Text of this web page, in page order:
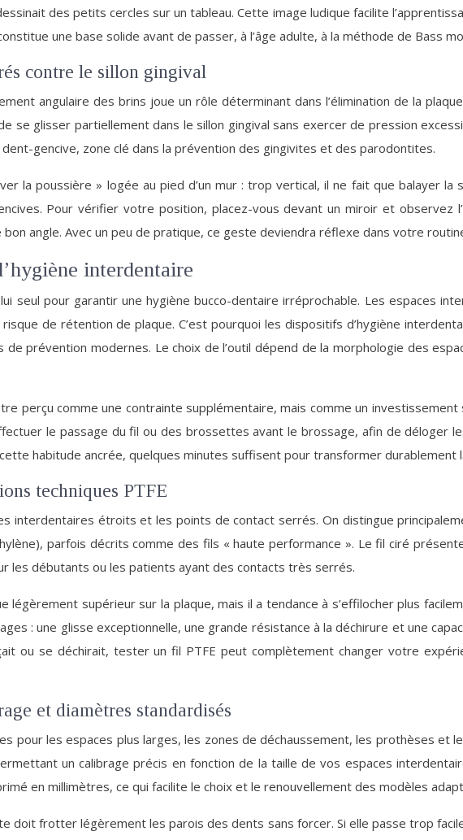
des petits cercles sur un tableau. Cette image ludique facilite
une base solide avant de passer, à l’âge adulte, à la méthode de Bass
contre le sillon gingival
angulaire des brins joue un rôle déterminant dans l’élimination de la
se glisser partiellement dans le sillon gingival sans exercer de pression
gencive, zone clé dans la prévention des gingivites et des parodontites.
la poussière » logée au pied d’un mur : trop vertical, il ne fait que balayer
Pour vérifier votre position, placez-vous devant un miroir et observez
angle. Avec un peu de pratique, ce geste deviendra réflexe dans votre
interdentaire
seul pour garantir une hygiène bucco-dentaire irréprochable. Les espaces
de rétention de plaque. C’est pourquoi les dispositifs d’hygiène
prévention modernes. Le choix de l’outil dépend de la morphologie des
perçu comme une contrainte supplémentaire, mais comme un
le passage du fil ou des brossettes avant le brossage, afin de déloger
habitude ancrée, quelques minutes suffisent pour transformer durablement
techniques PTFE
interdentaires étroits et les points de contact serrés. On distingue
parfois décrits comme des fils « haute performance ». Le fil ciré
les débutants ou les patients ayant des contacts très serrés.
légèrement supérieur sur la plaque, mais il a tendance à s’effilocher plus
: une glisse exceptionnelle, une grande résistance à la déchirure et une
ou se déchirait, tester un fil PTFE peut complètement changer votre
et diamètres standardisés
pour les espaces plus larges, les zones de déchaussement, les prothèses et
un calibrage précis en fonction de la taille de vos espaces
en millimètres, ce qui facilite le choix et le renouvellement des modèles
doit frotter légèrement les parois des dents sans forcer. Si elle passe trop